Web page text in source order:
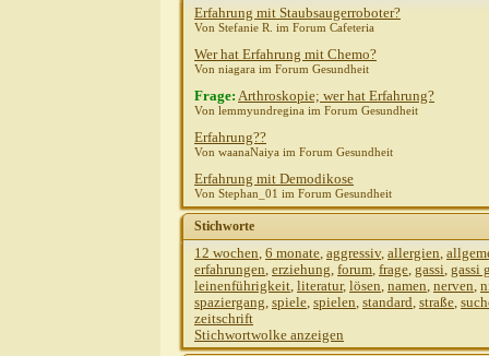
Erfahrung mit Staubsaugerroboter?
Von Stefanie R. im Forum Cafeteria
Wer hat Erfahrung mit Chemo?
Von niagara im Forum Gesundheit
Frage: Arthroskopie; wer hat Erfahrung?
Von lemmyundregina im Forum Gesundheit
Erfahrung??
Von waanaNaiya im Forum Gesundheit
Erfahrung mit Demodikose
Von Stephan_01 im Forum Gesundheit
Stichworte
12 wochen, 6 monate, aggressiv, allergien,
erfahrungen, erziehung, forum, frage, gassi, gassi
leinenführigkeit, literatur, lösen, namen, nerven,
spaziergang, spiele, spielen, standard, straße,
zeitschrift
Stichwortwolke anzeigen